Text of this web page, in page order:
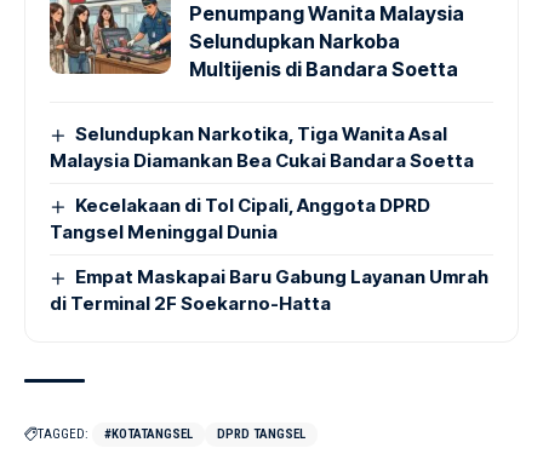
Penumpang Wanita Malaysia
Selundupkan Narkoba
Multijenis di Bandara Soetta
Selundupkan Narkotika, Tiga Wanita Asal
Malaysia Diamankan Bea Cukai Bandara Soetta
Kecelakaan di Tol Cipali, Anggota DPRD
Tangsel Meninggal Dunia
Empat Maskapai Baru Gabung Layanan Umrah
di Terminal 2F Soekarno-Hatta
TAGGED: #KOTATANGSEL DPRD TANGSEL